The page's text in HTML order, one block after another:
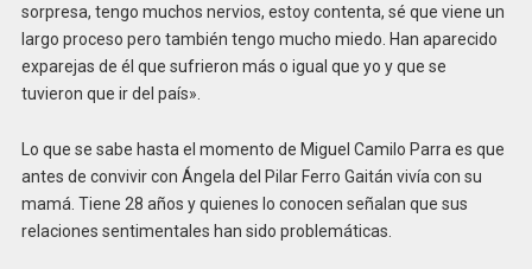
sorpresa, tengo muchos nervios, estoy contenta, sé que viene un
largo proceso pero también tengo mucho miedo. Han aparecido
exparejas de él que sufrieron más o igual que yo y que se
tuvieron que ir del país».
Lo que se sabe hasta el momento de Miguel Camilo Parra es que
antes de convivir con Ángela del Pilar Ferro Gaitán vivía con su
mamá. Tiene 28 años y quienes lo conocen señalan que sus
relaciones sentimentales han sido problemáticas.